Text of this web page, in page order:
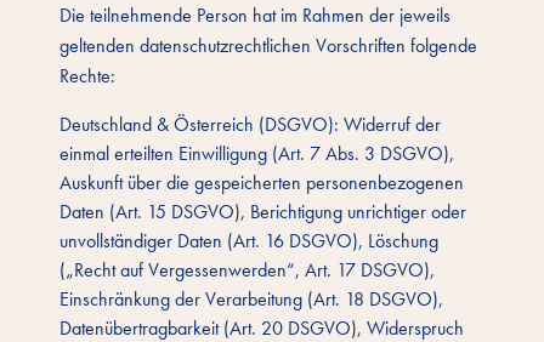
Die teilnehmende Person hat im Rahmen der jeweils
geltenden datenschutzrechtlichen Vorschriften folgende
Rechte:
Deutschland & Österreich (DSGVO): Widerruf der
einmal erteilten Einwilligung (Art. 7 Abs. 3 DSGVO),
Auskunft über die gespeicherten personenbezogenen
Daten (Art. 15 DSGVO), Berichtigung unrichtiger oder
unvollständiger Daten (Art. 16 DSGVO), Löschung
(„Recht auf Vergessenwerden“, Art. 17 DSGVO),
Einschränkung der Verarbeitung (Art. 18 DSGVO),
Datenübertragbarkeit (Art. 20 DSGVO), Widerspruch